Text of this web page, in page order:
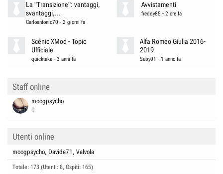
La "Transizione": vantaggi,
svantaggi,...
Carloantonio70 - 2 giorni fa
Avvistamenti
freddy85 - 2 ore fa
Scénic XMod - Topic
Ufficiale
quicktake -3 anni fa
Alfa Romeo Giulia 2016-
2019
Suby01 - 1 anno fa
Staff online
moogpsycho
0
Utenti online
moogpsycho Davide71 Valvola
Totale: 173 (Utenti: 8, Ospiti: 165)